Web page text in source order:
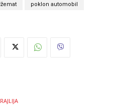
poklon automobil